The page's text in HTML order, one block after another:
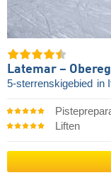
Latemar –
5-sterrenskigebied in
Liften